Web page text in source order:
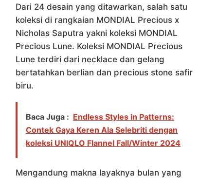
Dari 24 desain yang ditawarkan, salah satu
koleksi di rangkaian MONDIAL Precious x
Nicholas Saputra yakni koleksi MONDIAL
Precious Lune. Koleksi MONDIAL Precious
Lune terdiri dari necklace dan gelang
bertatahkan berlian dan precious stone safir
biru.
Baca Juga : Endless Styles in Patterns:
Contek Gaya Keren Ala Selebriti dengan
koleksi UNIQLO Flannel Fall/Winter 2024
Mengandung makna layaknya bulan yang